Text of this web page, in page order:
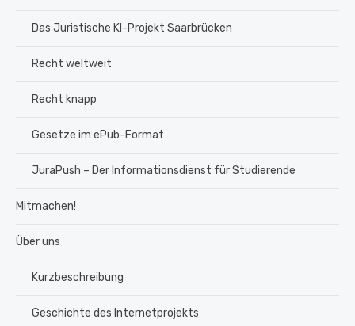
Das Juristische KI-Projekt Saarbrücken
Recht weltweit
Recht knapp
Gesetze im ePub-Format
JuraPush – Der Informationsdienst für Studierende
Mitmachen!
Über uns
Kurzbeschreibung
Geschichte des Internetprojekts